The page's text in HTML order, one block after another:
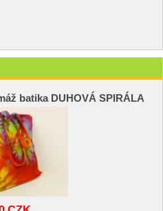
batika DUHOVÁ SPIRÁLA